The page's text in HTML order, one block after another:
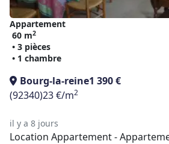
Appartement
60 m2
• 3 pièces
• 1 chambre
Bourg-la-reine1 390 €
(92340)23 €/m2
il y a 8 jours
Location Appartement -